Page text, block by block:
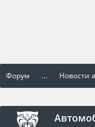
Форум ... Новости